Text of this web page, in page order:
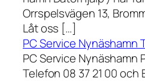
Orrspelsvägen 13,
Låt oss […]
PC Service Nynäshamn
PC Service Nynäshamn
Telefon 08 37 21 00 och